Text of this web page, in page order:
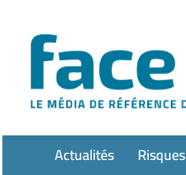
contenu
Actualités Risques